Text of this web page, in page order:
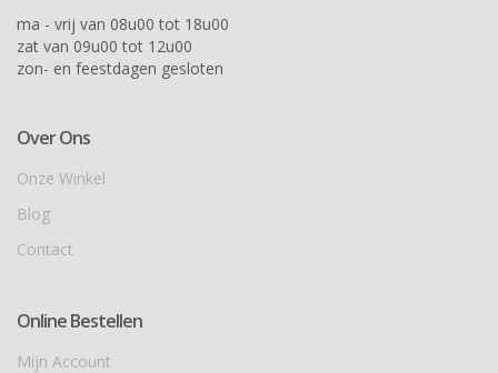
ma - vrij van 08u00 tot 18u00
zat van 09u00 tot 12u00
zon- en feestdagen gesloten
Over Ons
Onze Winkel
Blog
Contact
Online Bestellen
Mijn Account